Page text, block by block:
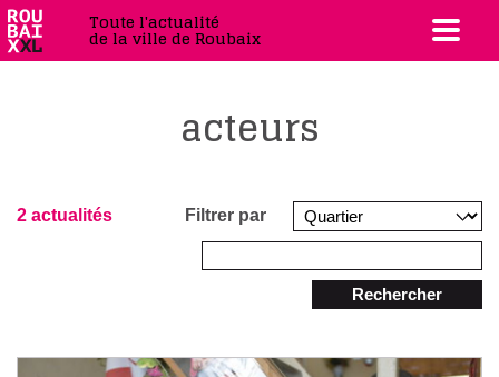
Toute l'actualité
de la ville de Roubaix
acteurs
2 actualités Filtrer par
Rechercher